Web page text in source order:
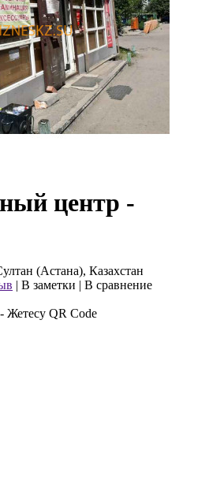
центр -
(Астана), Казахстан
| В заметки | В сравнение